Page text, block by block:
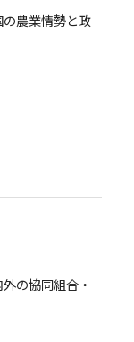
農業情勢と政
の協同組合・